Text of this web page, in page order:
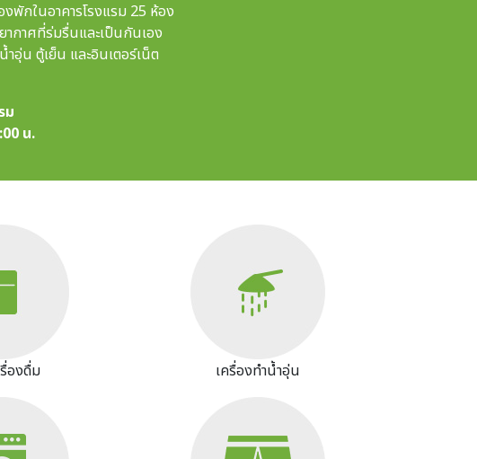
พักในอาคารโรงแรม 25 ห้อง
กาศที่ร่มรื่นและเป็นกันเอง
อุ่น ตู้เย็น และอินเตอร์เน็ต
ม
น.
องดื่ม
เครื่องทำน้ำอุ่น